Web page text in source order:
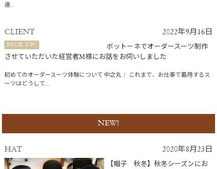
運...
CLIENT 2022年9月16日
PICK UP!
ボットーネでオーダースーツ制作
させていただいた経営者M様にお話をお伺いしました
初めてのオーダースーツ体験について 中之丸： これまで、お仕事で着用するス
ーツはどうして...
NEW!
HAT 2020年8月23日
【帽子 秋冬】秋冬シーズンにお